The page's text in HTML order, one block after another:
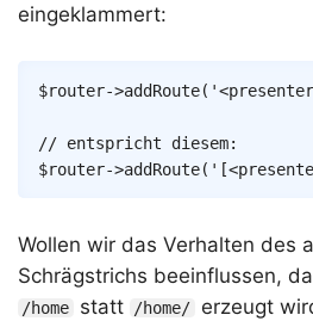
eingeklammert:
$router->addRoute(
// entspricht diesem:
$router->addRoute(
Wollen wir das Verhalten des
Schrägstrichs beeinflussen,
/home statt /home/
erzeugt